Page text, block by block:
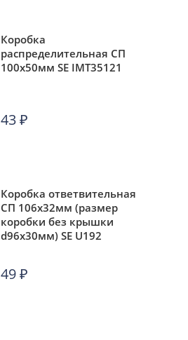
Коробка
распределительная СП
100х50мм SE IMT35121
43₽
Коробка ответвительная
СП 106х32мм (размер
коробки без крышки
d96х30мм) SE U192
49₽